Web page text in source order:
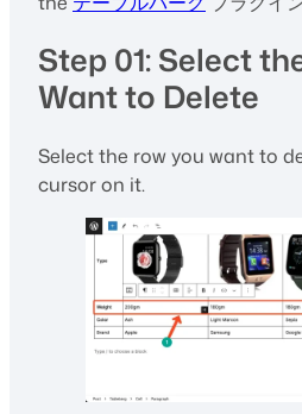
Step 01: Select
Want to Delete
Select the row you want to
cursor on it.